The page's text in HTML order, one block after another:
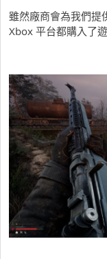
雖然廠商會為我們提
Xbox 平台都購入了